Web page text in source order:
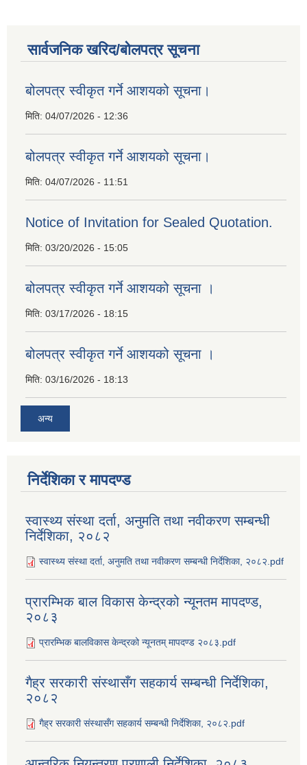
सार्वजनिक खरिद/बोलपत्र सूचना
बोलपत्र स्वीकृत गर्ने आशयको सूचना।
मिति: 04/07/2026 - 12:36
बोलपत्र स्वीकृत गर्ने आशयको सूचना।
मिति: 04/07/2026 - 11:51
Notice of Invitation for Sealed Quotation.
मिति: 03/20/2026 - 15:05
बोलपत्र स्वीकृत गर्ने आशयको सूचना ।
मिति: 03/17/2026 - 18:15
बोलपत्र स्वीकृत गर्ने आशयको सूचना ।
मिति: 03/16/2026 - 18:13
अन्य
निर्देशिका र मापदण्ड
स्वास्थ्य संस्था दर्ता, अनुमति तथा नवीकरण सम्बन्धी
निर्देशिका, २०८२
स्वास्थ्य संस्था दर्ता, अनुमति तथा नवीकरण सम्बन्धी निर्देशिका, २०८२.pdf
प्रारम्भिक बाल विकास केन्द्रको न्यूनतम मापदण्ड,
२०८३
प्रारम्भिक बालविकास केन्द्रको न्यूनतम् मापदण्ड २०८३.pdf
गैह्र सरकारी संस्थासँग सहकार्य सम्बन्धी निर्देशिका,
२०८२
गैह्र सरकारी संस्थासँग सहकार्य सम्बन्धी निर्देशिका, २०८२.pdf